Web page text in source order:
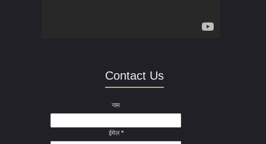
Contact Us
नाम
ईमेल*